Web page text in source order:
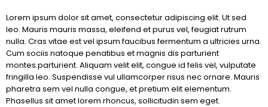
Lorem ipsum dolor sit amet, consectetur adipiscing elit. Ut sed
leo. Mauris mauris massa, eleifend et purus vel, feugiat rutrum
nulla. Cras vitae est vel ipsum faucibus fermentum a ultricies urna.
Cum sociis natoque penatibus et magnis dis parturient
montes.parturient. Aliquam velit elit, congue id felis vel, vulputate
fringilla leo. Suspendisse vul ullamcorper risus nec ornare. Mauris
pharetra sem vel nulla congue, et pretium elit elementum.
Phasellus sit amet lorem rhoncus, sollicitudin sem eget.